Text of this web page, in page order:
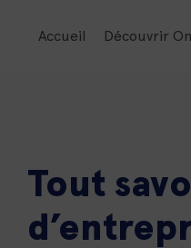
Accueil Découvrir
Tout